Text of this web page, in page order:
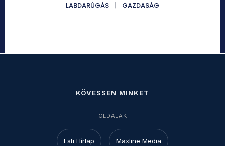
LABDARÚGÁS
GAZDASÁG
KÖVESSEN MINKET
OLDALAK
Esti Hírlap Maxline Media